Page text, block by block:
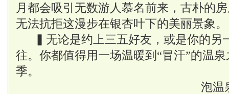
月都会吸引无数游人慕名前来，古朴的
无法抗拒这漫步在银杏叶下的美丽景象。
▍无论是约上三五好友，或是你的另
往。你都值得用一场温暖到“冒汗”的温
季。
泡温